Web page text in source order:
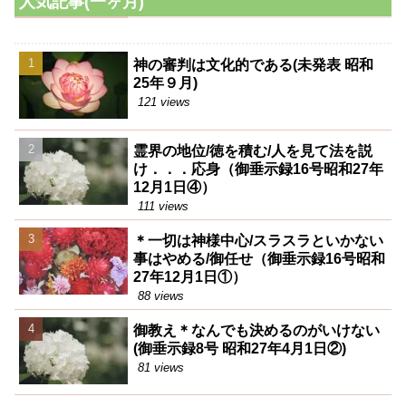
神の審判は文化的である(未発表 昭和
25年９月)
121 views
霊界の地位/徳を積む/人を見て法を説
け．．．応身（御垂示録16号昭和27年
12月1日④）
111 views
＊一切は神様中心/スラスラといかない
事はやめる/御任せ（御垂示録16号昭和
27年12月1日①）
88 views
御教え＊なんでも決めるのがいけない
(御垂示録8号 昭和27年4月1日②)
81 views